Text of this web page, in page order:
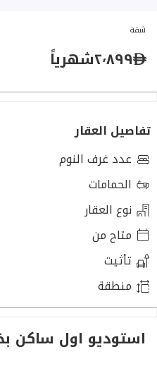
شقة
٢٬٨٩٩شهرياً
تفاصيل العقار
عدد غرف النوم
الحمامات
نوع العقار
متاح من
تأثيث
منطقة
استوديو اول ساكن بخصم